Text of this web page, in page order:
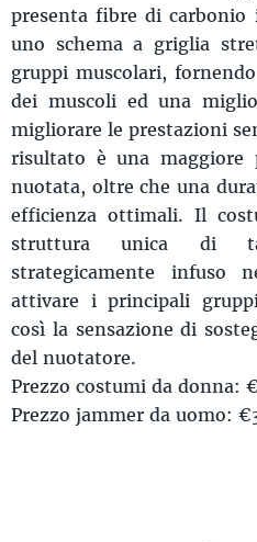
presenta fibre di
uno schema a griglia
gruppi muscolari,
dei muscoli ed una
migliorare le prestazioni
risultato è una maggiore
nuotata, oltre che una
efficienza ottimali. Il
struttura unica di
strategicamente infuso
attivare i principali
così la sensazione di
del nuotatore.
Prezzo costumi da donna:
Prezzo jammer da uomo: